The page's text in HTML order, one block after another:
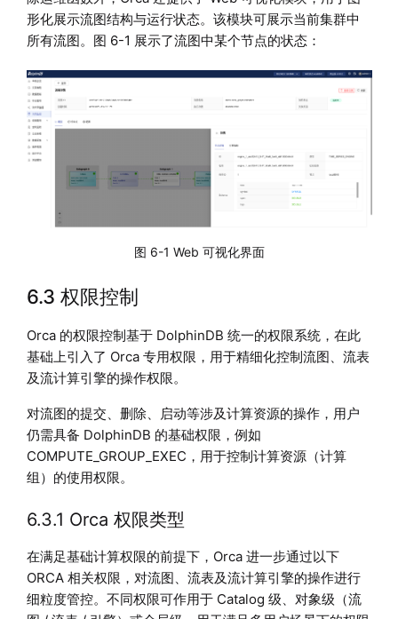
形化展示流图结构与运行状态。该模块可展示当前集群中
所有流图。图 6-1 展示了流图中某个节点的状态：
图 6-1 Web 可视化界面
6.3 权限控制
Orca 的权限控制基于 DolphinDB 统一的权限系统，在此
基础上引入了 Orca 专用权限，用于精细化控制流图、流表
及流计算引擎的操作权限。
对流图的提交、删除、启动等涉及计算资源的操作，用户
仍需具备 DolphinDB 的基础权限，例如
COMPUTE_GROUP_EXEC，用于控制计算资源（计算
组）的使用权限。
6.3.1 Orca 权限类型
在满足基础计算权限的前提下，Orca 进一步通过以下
ORCA 相关权限，对流图、流表及流计算引擎的操作进行
细粒度管控。不同权限可作用于 Catalog 级、对象级（流